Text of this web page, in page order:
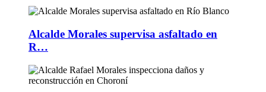
Alcalde Morales supervisa asfaltado en
R…